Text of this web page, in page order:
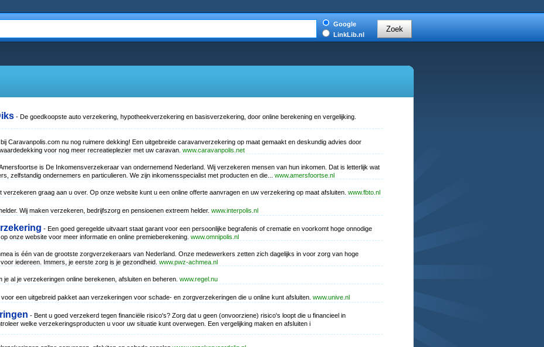
Google
LinkLib.nl
- De goedkoopste auto verzekering, hypotheekverzekering en basisverzekering, door online berekening en vergelijking.
Caravanpolis.com nu nog ruimere dekking! Een uitgebreide caravanverzekering op maat gemaakt en deskundig advies door
voor nog meer recreatieplezier met uw caravan. www.caravanpolis.net
is De Inkomensverzekeraar van ondernemend Nederland. Wij verzekeren mensen van hun inkomen. Dat is letterlijk wat
zelfstandig ondernemers en particulieren. We zijn inkomensspecialist met producten en die... www.amersfoortse.nl
verzekeren graag aan u over. Op onze website kunt u een online offerte aanvragen en uw verzekering op maat afsluiten. www.fbto.nl
Wij maken verzekeren, bedrijfszorg en pensioenen extreem helder. www.interpolis.nl
- Een goed geregelde uitvaart staat garant voor een persoonlijke begrafenis of crematie en voorkomt hoge onnodige
onze website voor meer informatie en online premieberekening. www.omnipolis.nl
is één van de grootste zorgverzekeraars van Nederland. Onze medewerkers zetten zich dagelijks in voor zorg van hoge
iedereen. Immers, je eerste zorg is je gezondheid. www.pwz-achmea.nl
je al je verzekeringen online berekenen, afsluiten en beheren. www.regel.nu
een uitgebreid pakket aan verzekeringen voor schade- en zorgverzekeringen die u online kunt afsluiten. www.unive.nl
- Bent u goed verzekerd tegen financiële risico's? Zorg dat u geen (onvoorziene) risico's loopt die u financieel in
welke verzekeringsproducten u voor uw situatie kunt overwegen. Een vergelijking maken en afsluiten i